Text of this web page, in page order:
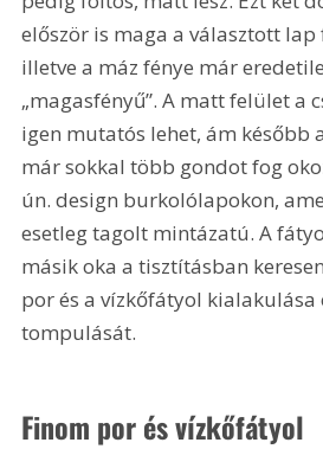
először is maga a választott
illetve a máz fénye már
„magasfényű”. A matt felület a
igen mutatós lehet, ám később
már sokkal több gondot fog
ún. design burkolólapokon,
esetleg tagolt mintázatú. A
másik oka a tisztításban
por és a vízkőfátyol
tompulását.
Finom por és vízkőfátyol